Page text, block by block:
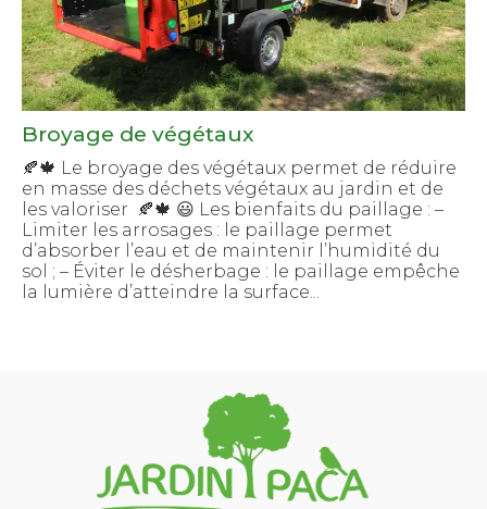
Broyage de végétaux
🍂🍁 Le broyage des végétaux permet de réduire
en masse des déchets végétaux au jardin et de
les valoriser 🍂🍁 😃 Les bienfaits du paillage : –
Limiter les arrosages : le paillage permet
d’absorber l’eau et de maintenir l’humidité du
sol ; – Éviter le désherbage : le paillage empêche
la lumière d’atteindre la surface...